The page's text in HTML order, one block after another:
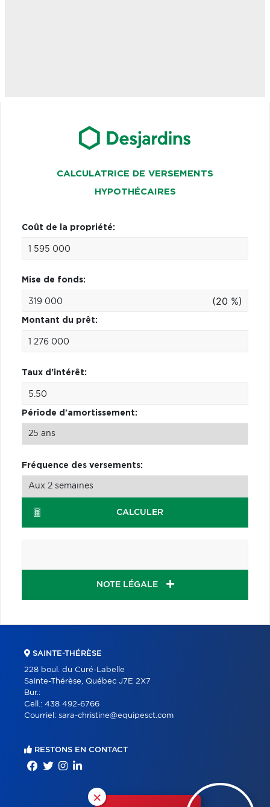
CALCULATRICE DE VERSEMENTS
HYPOTHÉCAIRES
Coût de la propriété:
Mise de fonds:
(20 %)
Montant du prêt:
Taux d'intérêt:
Période d'amortissement:
Fréquence des versements:
CALCULER
NOTE LÉGALE
×
SAINTE-THÉRÈSE
228 boul. du Curé-Labelle
Sainte-Thérèse, Québec J7E 2X7
Bur.:
Cell.: 438 492-6766
Courriel: sara-christine@equipesct.com
RESTONS EN CONTACT